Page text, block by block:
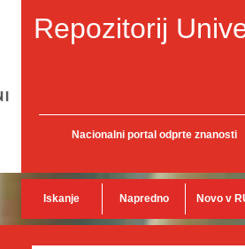
Repozitorij
Nacionalni portal odprte znanosti
Iskanje Napredno Novo v